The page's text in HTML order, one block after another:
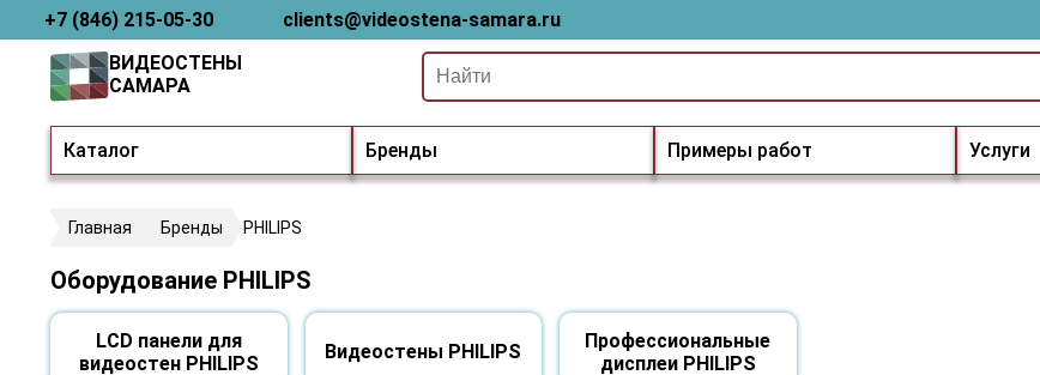
+7 (846) 215-05-30 clients@videostena-samara.ru
Каталог Бренды Примеры работ Услуги
ВИДЕОСТЕНЫ
САМАРА
Главная Бренды PHILIPS
Оборудование PHILIPS
LCD панели для
видеостен PHILIPS
Видеостены PHILIPS
Профессиональные
дисплеи PHILIPS